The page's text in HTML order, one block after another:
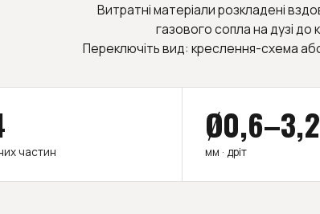
Витратні матеріали розкладені
газового сопла на дузі до
Переключіть вид: креслення-схема
частин
Ø0,6–3,2
мм · дріт